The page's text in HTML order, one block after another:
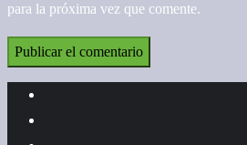
para la próxima vez que comente.